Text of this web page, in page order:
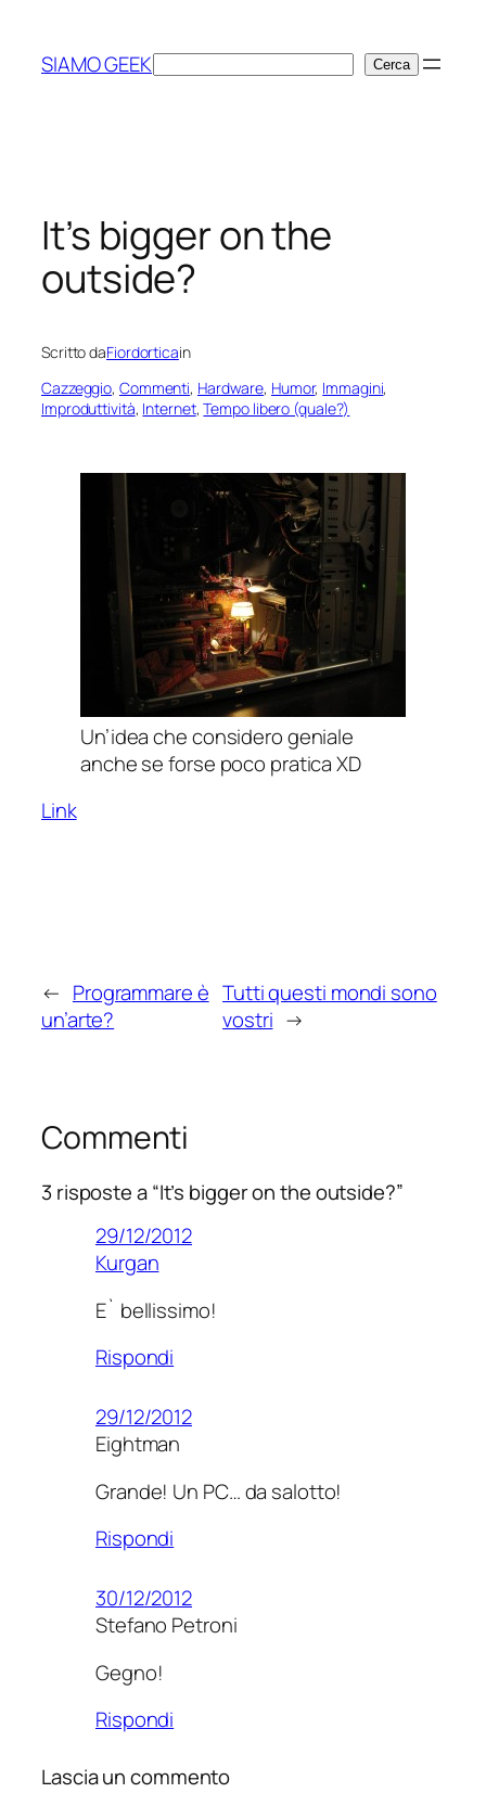
contenuto
SIAMO GEEKCerca Cerca
It’s bigger on the
outside?
Scritto daFiordorticain
Cazzeggio, Commenti, Hardware, Humor, Immagini
Improduttività, Internet, Tempo libero (quale?)
Un’idea che considero geniale
anche se forse poco pratica XD
Link
← Programmare è
un’arte?
Tutti questi mondi sono
vostri →
Commenti
3 risposte a “It’s bigger on the outside?”
29/12/2012
Kurgan
E` bellissimo!
Rispondi
29/12/2012
Eightman
Grande! Un PC… da salotto!
Rispondi
30/12/2012
Stefano Petroni
Gegno!
Rispondi
Lascia un commento